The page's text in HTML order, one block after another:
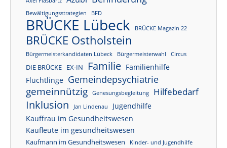
Bewältigungsstrategien BFD
BRÜCKE Lübeck BRÜCKE Magazin 22
BRÜCKE Ostholstein
Bürgermeisterkandidaten Lübeck Bürgermeisterwahl Circus
DIE BRÜCKE EX-IN Familie Familienhilfe
Flüchtlinge Gemeindepsychiatrie
gemeinnützig Genesungsbegleitung Hilfebedarf
Inklusion Jan Lindenau
Jugendhilfe
Kauffrau im Gesundheitswesen
Kaufleute im gesundheitswesen
Kaufmann im Gesundheitswesen Kinder- und Jugendhilfe